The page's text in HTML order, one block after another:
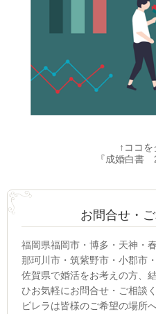
↑ココを
『成婚白書
お問合せ・
福岡県福岡市・博多・天神・
那珂川市・筑紫野市・小郡市
佐賀県で婚活をお考えの方、
ひお気軽にお問合せ・ご相談
ビレラは皆様のご希望の場所